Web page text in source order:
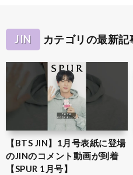
JIN カテゴリの最新記
【BTS JIN】1月号表紙に登場
のJINのコメント動画が到着
【SPUR 1月号】